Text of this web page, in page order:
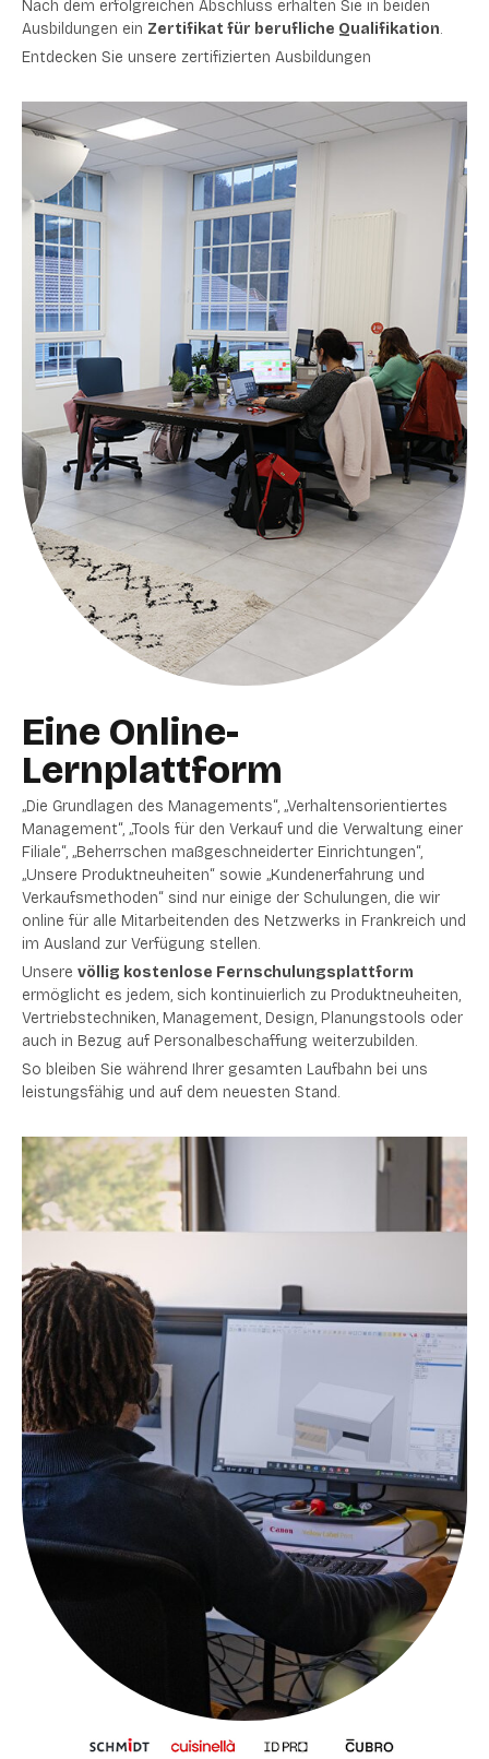
Nach dem erfolgreichen Abschluss erhalten Sie in beiden
Ausbildungen ein Zertifikat für berufliche Qualifikation.
Entdecken Sie unsere zertifizierten Ausbildungen
Eine Online-
Lernplattform
„Die Grundlagen des Managements“, „Verhaltensorientiertes
Management“, „Tools für den Verkauf und die Verwaltung einer
Filiale“, „Beherrschen maßgeschneiderter Einrichtungen“,
„Unsere Produktneuheiten“ sowie „Kundenerfahrung und
Verkaufsmethoden“ sind nur einige der Schulungen, die wir
online für alle Mitarbeitenden des Netzwerks in Frankreich und
im Ausland zur Verfügung stellen.
Unsere völlig kostenlose Fernschulungsplattform
ermöglicht es jedem, sich kontinuierlich zu Produktneuheiten,
Vertriebstechniken, Management, Design, Planungstools oder
auch in Bezug auf Personalbeschaffung weiterzubilden.
So bleiben Sie während Ihrer gesamten Laufbahn bei uns
leistungsfähig und auf dem neuesten Stand.